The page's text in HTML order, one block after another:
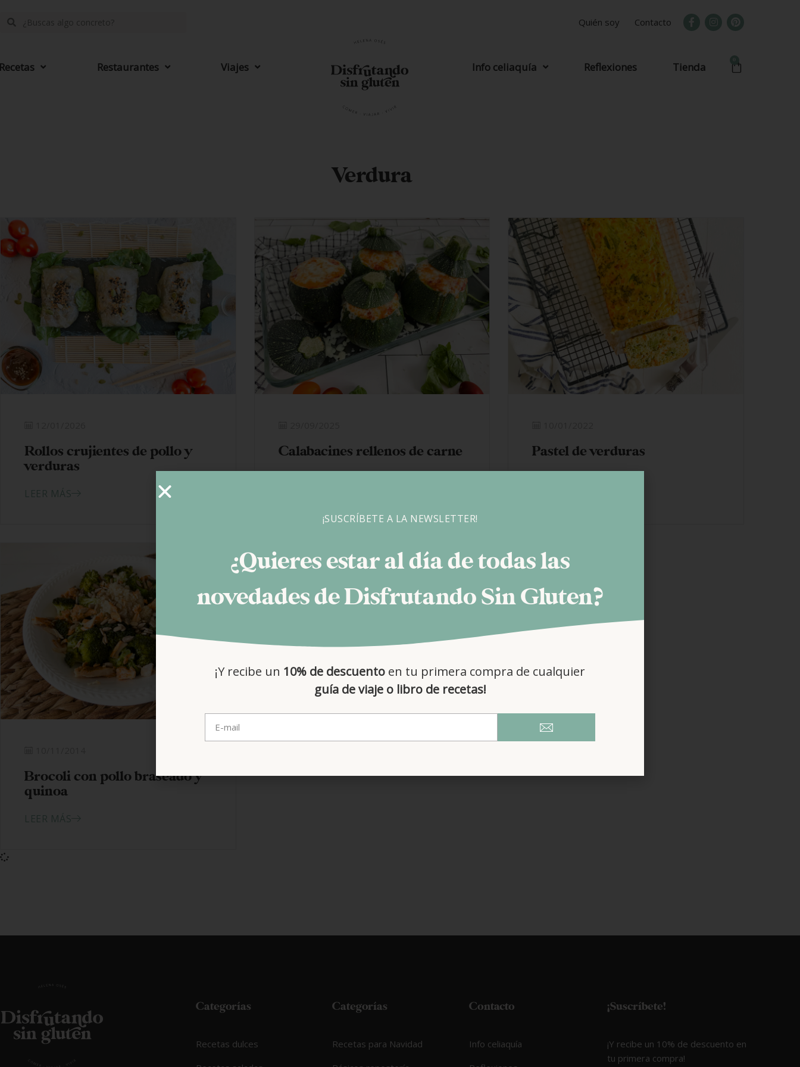
Quién soy Contacto
Restaurantes Viajes Info celiaquía Reflexiones Tienda
Verdura
Rollos crujientes de pollo y
verduras
LEER MÁS
Calabacines rellenos de carne Pastel de verduras
Brocoli con pollo braseado y
quinoa
LEER MÁS
Categorías
Recetas dulces
Categorías
Recetas para Navidad
Contacto
Info celiaquía
¡Suscríbete!
¡Y recibe un 10% de descuento en
tu primera compra!
¡SUSCRÍBETE A LA NEWSLETTER!
¿Quieres estar al día de todas las
novedades de Disfrutando Sin Gluten?
¡Y recibe un 10% de descuento en tu primera compra de cualquier
guía de viaje o libro de recetas!